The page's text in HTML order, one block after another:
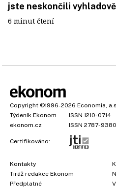
jste neskončili
6 minut čtení
Copyright ©1996-2026 Economia, a.s.
Týdeník Ekonom
ISSN 1210-0714
ekonom.cz
ISSN 2787-9380
Certifikováno:
Kontakty
Tiráž redakce Ekonom
Předplatné